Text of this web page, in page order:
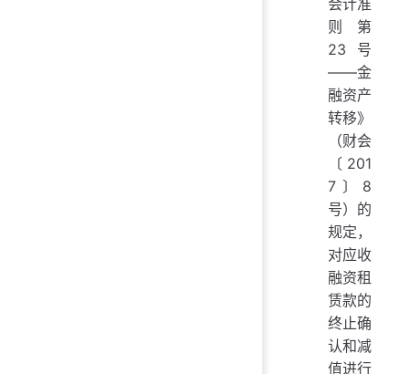
则第
23号
——金
融资产
转移》
（财会
〔201
7〕8
号）的
规定，
对应收
融资租
赁款的
终止确
认和减
值进行